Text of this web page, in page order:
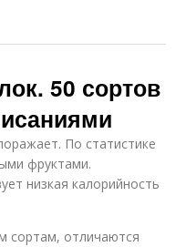
50 сортов
По статистике
фруктами.
низкая калорийность
сортам, отличаются